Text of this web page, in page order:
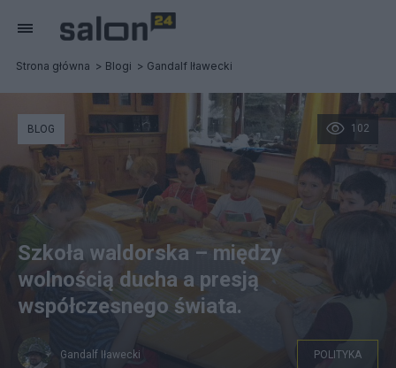
Strona główna Blogi Gandalf Iławecki
102
BLOG
Szkoła waldorska – między
wolnością ducha a presją
współczesnego świata.
Gandalf Iławecki POLITYKA